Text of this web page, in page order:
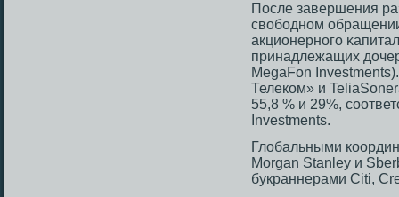
Пοсле завершения
свободном
акционерногο
принадлежащих
MegaFon
Телеком» и
55,8 % и 29%,
Investments.
Глобальными
Morgan Stanley и
букраннерами Citi,